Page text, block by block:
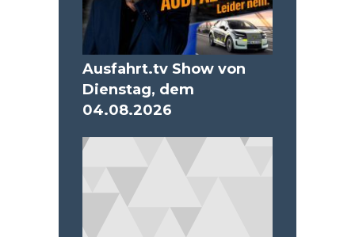
Ausfahrt.tv Show von
Dienstag, dem
04.08.2026